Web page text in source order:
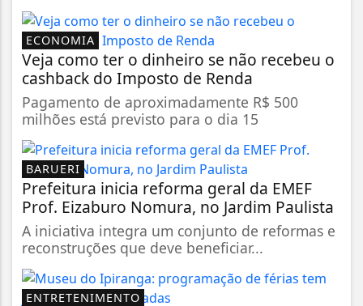
ECONOMIA
Veja como ter o dinheiro se não recebeu o
cashback do Imposto de Renda
Pagamento de aproximadamente R$ 500
milhões está previsto para o dia 15
BARUERI
Prefeitura inicia reforma geral da EMEF
Prof. Eizaburo Nomura, no Jardim Paulista
A iniciativa integra um conjunto de reformas e
reconstruções que deve beneficiar...
ENTRETENIMENTO